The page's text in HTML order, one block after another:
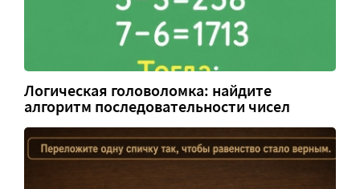
Логическая головоломка: найдите
алгоритм последовательности чисел